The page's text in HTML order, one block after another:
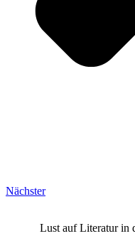
Nächster
Lust auf Literatur in